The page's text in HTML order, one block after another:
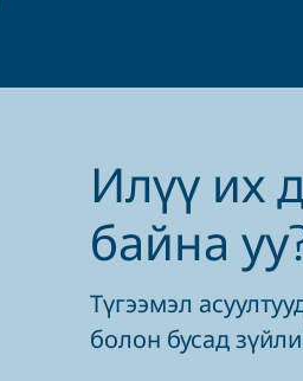
Илүү их
байна
Түгээмэл
болон бусад